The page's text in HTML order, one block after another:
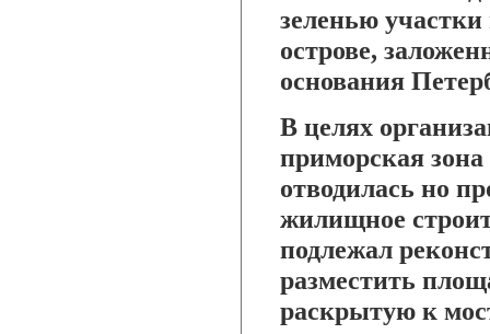
зеленью
острове,
основания
В целях
приморская зона
отводилась но
жилищное
подлежал
разместить
раскрытую к